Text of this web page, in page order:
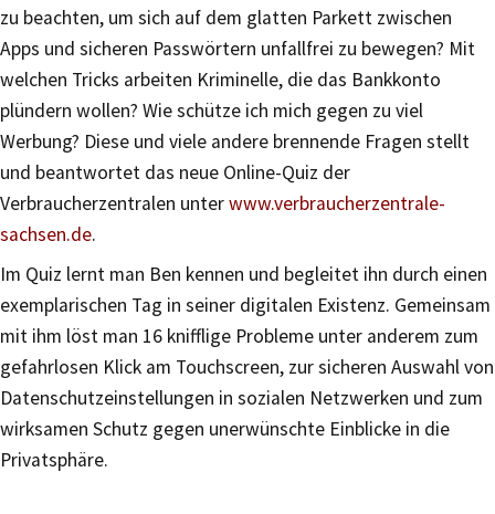
zu beachten, um sich auf dem glatten Parkett zwischen
Apps und sicheren Passwörtern unfallfrei zu bewegen? Mit
welchen Tricks arbeiten Kriminelle, die das Bankkonto
plündern wollen? Wie schütze ich mich gegen zu viel
Werbung? Diese und viele andere brennende Fragen stellt
und beantwortet das neue Online-Quiz der
Verbraucherzentralen unterwww.verbraucherzentrale-
sachsen.de.
Im Quiz lernt man Ben kennen und begleitet ihn durch einen
exemplarischen Tag in seiner digitalen Existenz. Gemeinsam
mit ihm löst man 16 knifflige Probleme unter anderem zum
gefahrlosen Klick am Touchscreen, zur sicheren Auswahl von
Datenschutzeinstellungen in sozialen Netzwerken und zum
wirksamen Schutz gegen unerwünschte Einblicke in die
Privatsphäre.